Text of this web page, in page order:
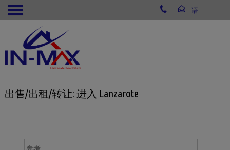
出售/出租/转让: 进入 Lanzarote